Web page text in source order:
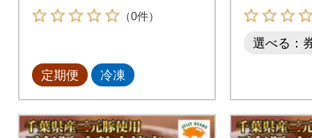
（0件）
定期便 冷凍
選べる：